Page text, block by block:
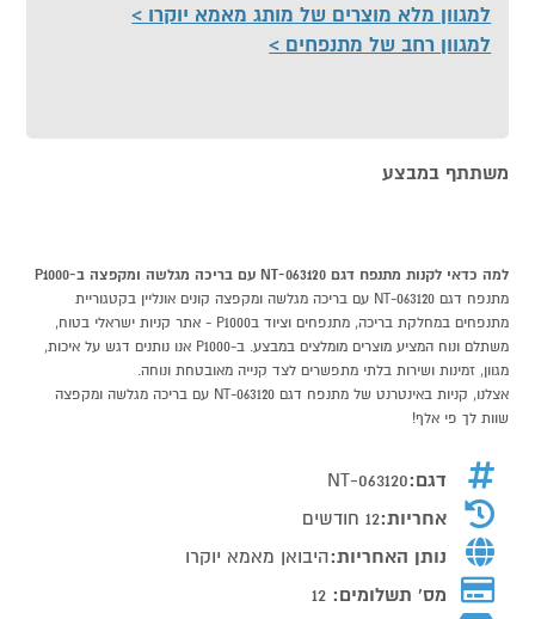
למגוון מלא מוצרים של מותג מאמא יוקרו
למגוון רחב של מתנפחים
משתתף במבצע
למה כדאי לקנות מתנפח דגם NT-063120 עם בריכה מגלשה ומקפצה ב-P1000
מתנפח דגם NT-063120 עם בריכה מגלשה ומקפצה קונים אונליין בקטגוריית
מתנפחים במחלקת בריכה, מתנפחים וציוד בP1000 - אתר קניות ישראלי בטוח,
משתלם ונוח המציע מוצרים מומלצים במבצע. ב-P1000 אנו נותנים דגש על איכות,
מגוון, זמינות ושירות בלתי מתפשרים לצד קנייה מאובטחת ונוחה.
אצלנו, קניות באינטרנט של מתנפח דגם NT-063120 עם בריכה מגלשה ומקפצה
שוות לך פי אלף!
דגם:NT-063120
אחריות:12 חודשים
נותן האחריות:היבואן מאמא יוקרו
מס' תשלומים: 12